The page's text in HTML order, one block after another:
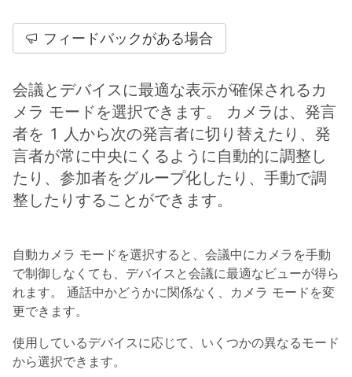
フィードバックがある場合
会議とデバイスに最適な表示が確保されるカ
メラ モードを選択できます。 カメラは、発言
者を 1 人から次の発言者に切り替えたり、発
言者が常に中央にくるように自動的に調整し
たり、参加者をグループ化したり、手動で調
整したりすることができます。
自動カメラ モードを選択すると、会議中にカメラを手動
で制御しなくても、デバイスと会議に最適なビューが得ら
れます。 通話中かどうかに関係なく、カメラ モードを変
更できます。
使用しているデバイスに応じて、いくつかの異なるモード
から選択できます。